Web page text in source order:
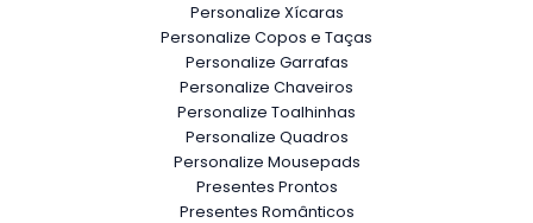
Personalize Xícaras
Personalize Copos e Taças
Personalize Garrafas
Personalize Chaveiros
Personalize Toalhinhas
Personalize Quadros
Personalize Mousepads
Presentes Prontos
Presentes Românticos